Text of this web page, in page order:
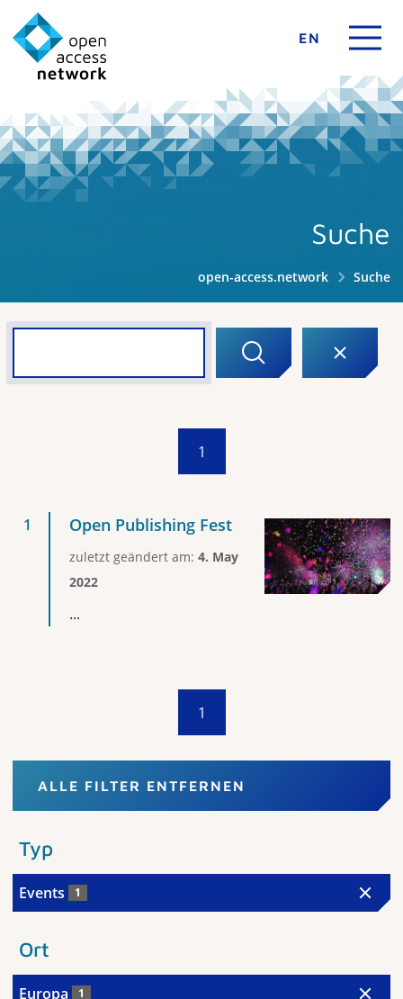
EN
Suche
open-access.network Suche
1
Open Publishing Fest
zuletzt geändert am: 4. May
2022
...
1
ALLE FILTER ENTFERNEN
Typ
Events 1
Ort
Europa 1